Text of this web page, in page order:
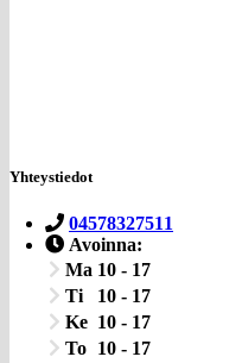
Yhteystiedot
04578327511
Avoinna:
Ma 10 - 17
Ti
10 - 17
Ke 10 - 17
To 10 - 17